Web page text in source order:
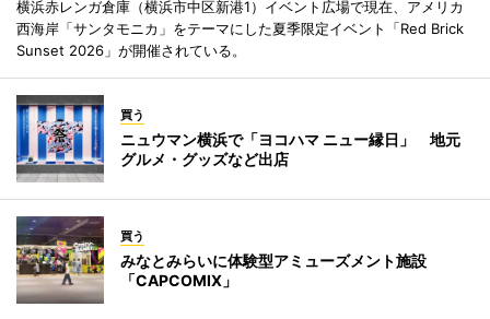
横浜赤レンガ倉庫（横浜市中区新港1）イベント広場で現在、アメリカ
西海岸「サンタモニカ」をテーマにした夏季限定イベント「Red Brick
Sunset 2026」が開催されている。
買う
ニュウマン横浜で「ヨコハマ ニュー縁日」 地元
グルメ・グッズなど出店
買う
みなとみらいに体験型アミューズメント施設
「CAPCOMIX」